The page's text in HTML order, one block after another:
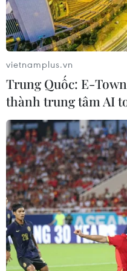
THỦY
Sở hữu trí tuệ
RSS
Ngôn ngữ
Liên hệ
Giấy phép số: 1374/GP-
cấp ngày 11/9/2008.
Quảng cáo: Phó TBT
tamvna@gmail.com
Điện thoại: (024) 39411349 -
vietnamplus.vn
Trung Quốc: E-
thành trung tâm AI